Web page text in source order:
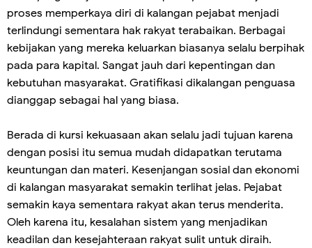
proses memperkaya diri di kalangan pejabat menjadi
terlindungi sementara hak rakyat terabaikan. Berbagai
kebijakan yang mereka keluarkan biasanya selalu berpihak
pada para kapital. Sangat jauh dari kepentingan dan
kebutuhan masyarakat. Gratifikasi dikalangan penguasa
dianggap sebagai hal yang biasa.
Berada di kursi kekuasaan akan selalu jadi tujuan karena
dengan posisi itu semua mudah didapatkan terutama
keuntungan dan materi. Kesenjangan sosial dan ekonomi
di kalangan masyarakat semakin terlihat jelas. Pejabat
semakin kaya sementara rakyat akan terus menderita.
Oleh karena itu, kesalahan sistem yang menjadikan
keadilan dan kesejahteraan rakyat sulit untuk diraih.